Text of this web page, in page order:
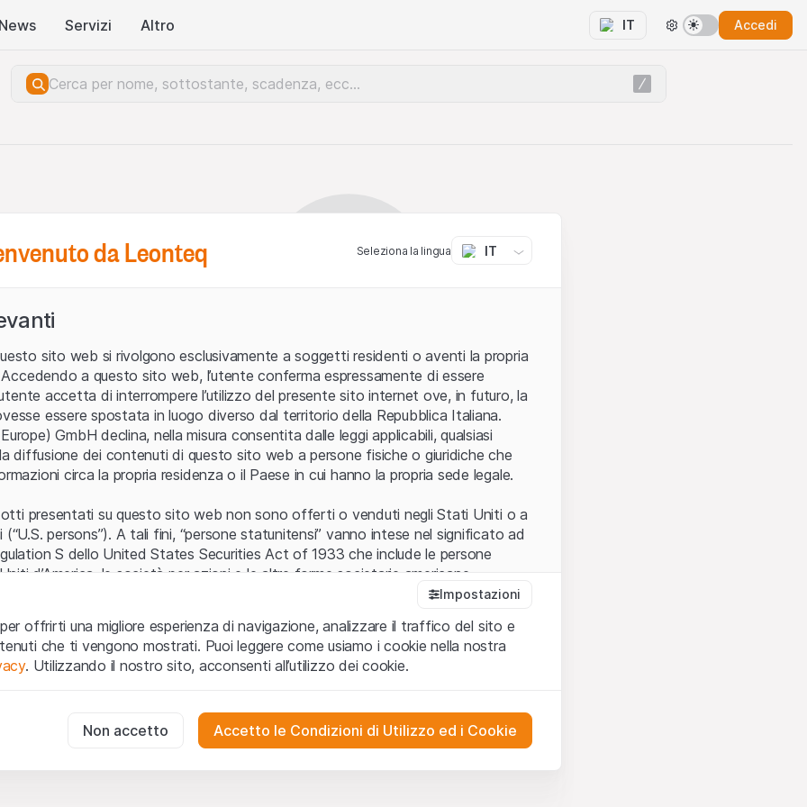
News Servizi Altro IT Accedi
Errore del server.
da Leonteq Seleziona la lingua IT
sito web si rivolgono esclusivamente a soggetti residenti o aventi la propria
a questo sito web, l’utente conferma espressamente di essere
accetta di interrompere l’utilizzo del presente sito internet ove, in futuro, la
essere spostata in luogo diverso dal territorio della Repubblica Italiana.
GmbH declina, nella misura consentita dalle leggi applicabili, qualsiasi
diffusione dei contenuti di questo sito web a persone fisiche o giuridiche che
circa la propria residenza o il Paese in cui hanno la propria sede legale.
presentati su questo sito web non sono offerti o venduti negli Stati Uniti o a
persons”). A tali fini, “persone statunitensi” vanno intese nel significato ad
S dello United States Securities Act of 1933 che include le persone
d’America, le società per azioni e le altre forme societarie americane.
web (di seguito, il “Sito”) si dichiara di aver compreso e di accettare le
avvertenze importanti e le condizioni di utilizzo ivi rese disponibili. Nel caso in
utilizzonon siano accettate, l’utente è tenuto ad interrompere l’utilizzo del
o invito ad acquistare
i dati, i servizi, gli strumenti, i documenti (i “Contenuti del Sito”) contenuti o
web hanno esclusivamente finalità informative e non rappresentano né
Impostazioni
offrirti una migliore esperienza di navigazione, analizzare il traffico del sito e
che ti vengono mostrati. Puoi leggere come usiamo i cookie nella nostra
. Utilizzando il nostro sito, acconsenti all’utilizzo dei cookie.
per il funzionamento del sito web e non possono essere disattivati.
Non accetto Accetto le Condizioni di Utilizzo ed i Cookie